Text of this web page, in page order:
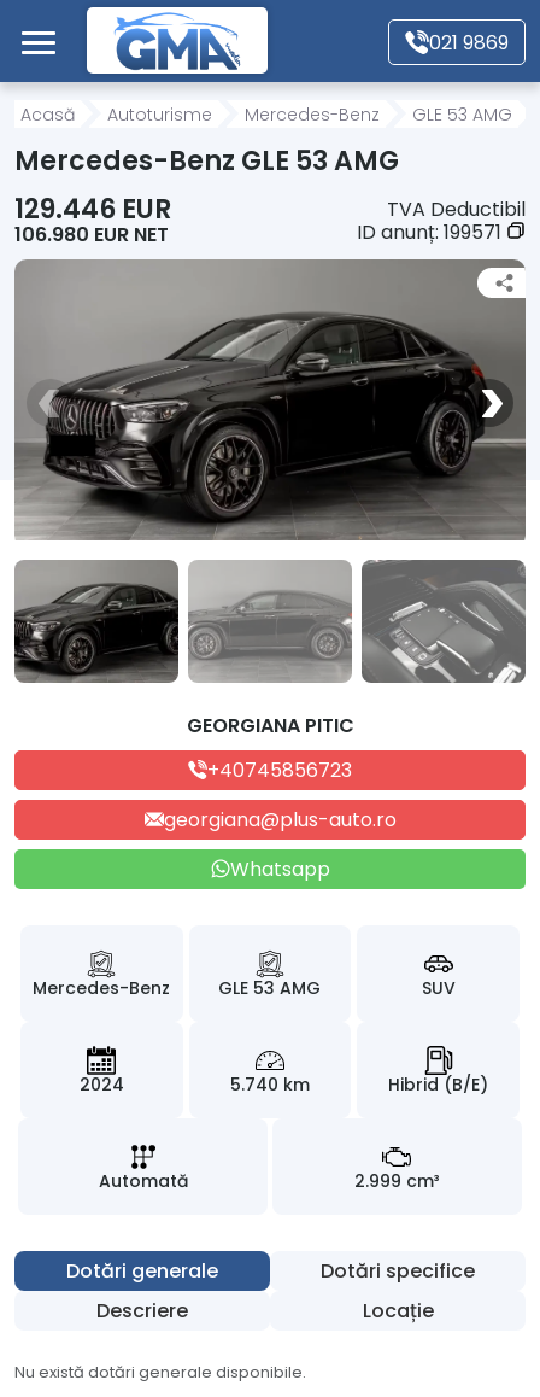
Mergi direct la conținutul principal
021 9869
Acasă
Motociclete
Alte tipuri vehicule
Despre Noi
Contact
Acasă Autoturisme Mercedes-Benz GLE 53 AMG
Mercedes-Benz GLE 53 AMG
129.446 EUR
106.980 EUR NET
TVA Deductibil
ID anunț: 199571
GEORGIANA PITIC
+40745856723
georgiana@plus-auto.ro
Whatsapp
Mercedes-Benz GLE 53 AMG SUV
2024 5.740 km Hibrid (B/E)
Automată 2.999 cm³
Dotări generale
Dotări specifice
Descriere
Locație
Nu există dotări generale disponibile.